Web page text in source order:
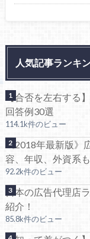
人気記事ランキ
【合否を左右する
回答例30選
114.1k件のビュー
《2018年最新版》
容、年収、外資系も
92.2k件のビュー
日本の広告代理店
紹介！
85.8k件のビュー